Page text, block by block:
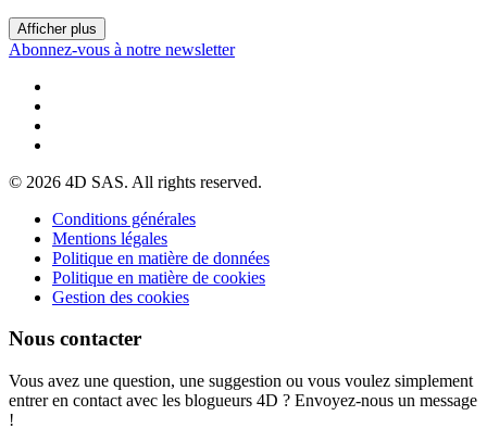
Afficher plus
Abonnez-vous à notre newsletter
© 2026 4D SAS. All rights reserved.
Conditions générales
Mentions légales
Politique en matière de données
Politique en matière de cookies
Gestion des cookies
Nous contacter
Vous avez une question, une suggestion ou vous voulez simplement
entrer en contact avec les blogueurs 4D ? Envoyez-nous un message
!